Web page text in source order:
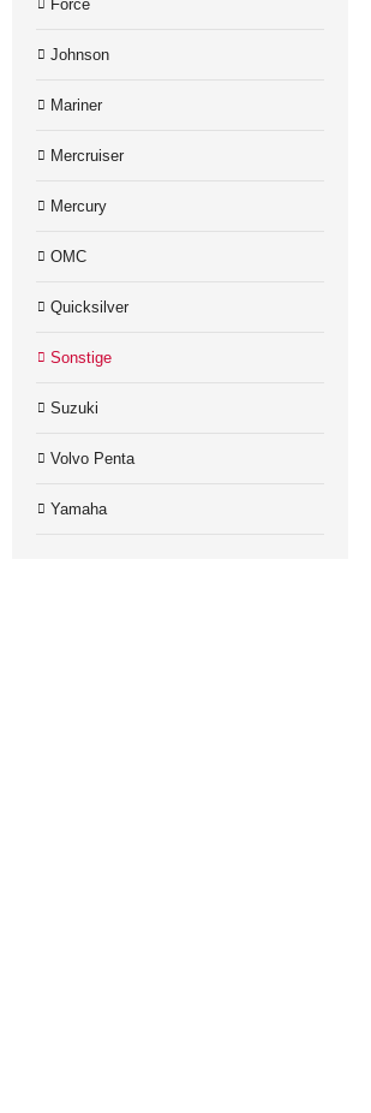
Force
Johnson
Mariner
Mercruiser
Mercury
OMC
Quicksilver
Sonstige
Suzuki
Volvo Penta
Yamaha